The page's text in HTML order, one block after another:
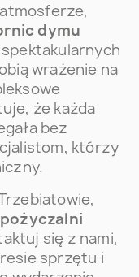
dymu
wrażenie na
że każda
bez
którzy
się z nami,
sprzętu i